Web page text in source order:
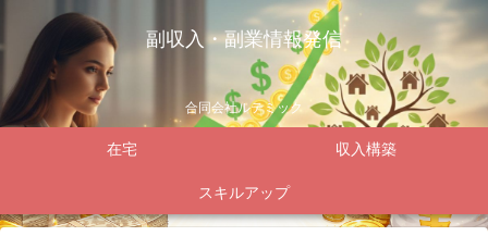
副収入・副業情報発信
合同会社ルテミック
在宅 収入構築
スキルアップ